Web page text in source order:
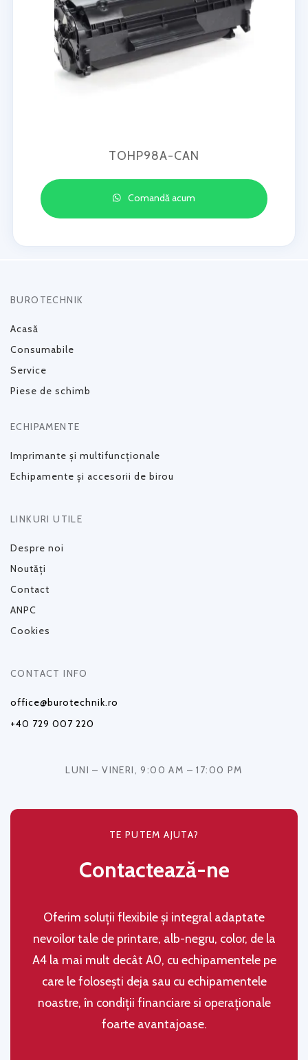
TOHP98A-CAN
Comandă acum
BUROTECHNIK
Acasă
Consumabile
Service
Piese de schimb
ECHIPAMENTE
Imprimante și multifuncționale
Echipamente și accesorii de birou
LINKURI UTILE
Despre noi
Noutăți
Contact
ANPC
Cookies
CONTACT INFO
office@burotechnik.ro
+40 729 007 220
LUNI – VINERI, 9:00 AM – 17:00 PM
TE PUTEM AJUTA?
Contactează-ne
Oferim soluţii flexibile şi integral adaptate
nevoilor tale de printare, alb-negru, color, de la
A4 la mai mult decât A0, cu echipamentele pe
care le folosești deja sau cu echipamentele
noastre, în condiţii financiare si operaţionale
foarte avantajoase.